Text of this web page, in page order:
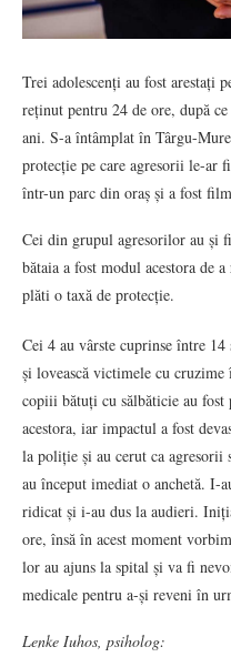
Trei adolescenți au fost arestați
reținut pentru 24 de ore, după
ani. S-a întâmplat în Târgu-
protecție pe care agresorii le-ar
într-un parc din oraș și a fost
Cei din grupul agresorilor au și
bătaia a fost modul acestora de
plăti o taxă de protecție.
Cei 4 au vârste cuprinse între
și lovească victimele cu
copiii bătuți cu sălbăticie au
acestora, iar impactul a fost
la poliție și au cerut ca
au început imediat o anchetă. I-
ridicat și i-au dus la audieri.
ore, însă în acest moment
lor au ajuns la spital și va fi
medicale pentru a-și reveni în
Lenke Iuhos, psiholog: